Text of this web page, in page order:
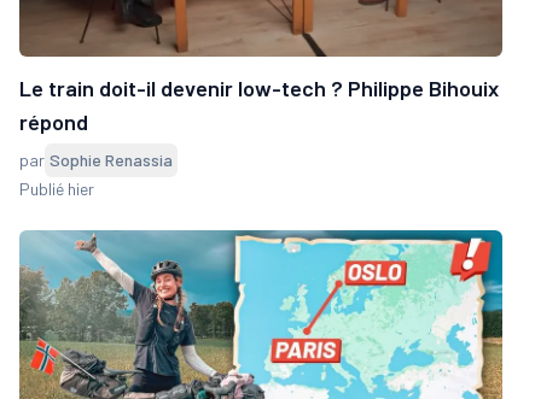
Le train doit-il devenir low-tech ? Philippe Bihouix
répond
par Sophie Renassia
Publié hier